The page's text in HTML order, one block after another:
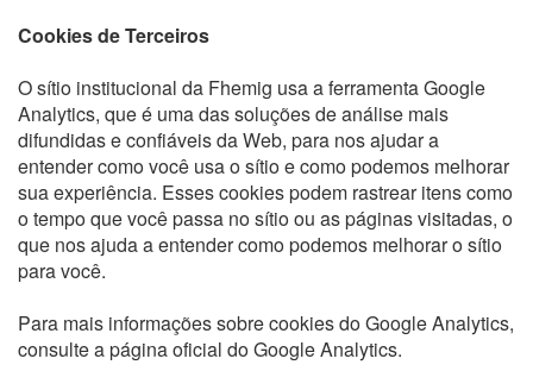
Cookies de Terceiros
O sítio institucional da Fhemig usa a ferramenta Google
Analytics, que é uma das soluções de análise mais
difundidas e confiáveis da Web, para nos ajudar a
entender como você usa o sítio e como podemos melhorar
sua experiência. Esses cookies podem rastrear itens como
o tempo que você passa no sítio ou as páginas visitadas, o
que nos ajuda a entender como podemos melhorar o sítio
para você.
Para mais informações sobre cookies do Google Analytics,
consulte a página oficial do Google Analytics.